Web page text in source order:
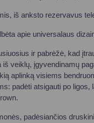
iš anksto rezervavus
apie universalaus
ir pabrėžė, kad
iš veiklų, įgyvendinamų
aplinką visiems
padėti atsigauti po
padėsiančios